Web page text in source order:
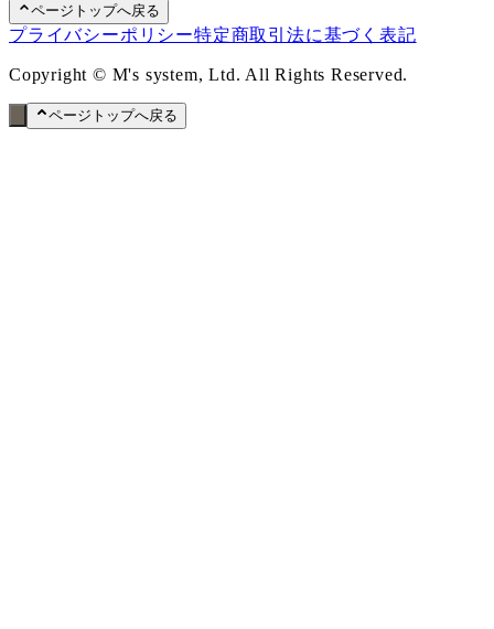
ページトップへ戻る
プライバシーポリシー特定商取引法に基づく表記
Copyright © M's system, Ltd. All Rights Reserved.
ページトップへ戻る